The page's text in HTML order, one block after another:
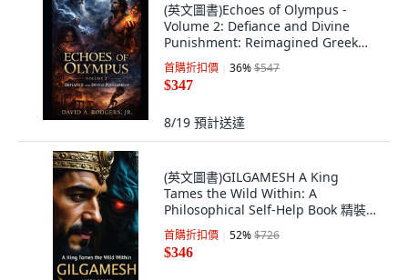
(英文圖書)Echoes of Olympus -
Volume 2: Defiance and Divine
Punishment: Reimagined Greek
M... 平裝版, Independently
Published, 英文
首購折扣價 36%$547
$347
8/19 預計送達
(英文圖書)GILGAMESH A King
Tames the Wild Within: A
Philosophical Self-Help Book 精裝
版, Larry Beard, 英文
首購折扣價 52%$726
$346